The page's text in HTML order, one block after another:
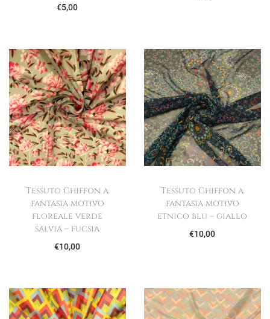
€5,00
Tessuto Chiffon a
fantasia motivo
floreale verde
salvia – fucsia
€10,00
Tessuto Chiffon a
fantasia motivo
etnico blu – giallo
€10,00